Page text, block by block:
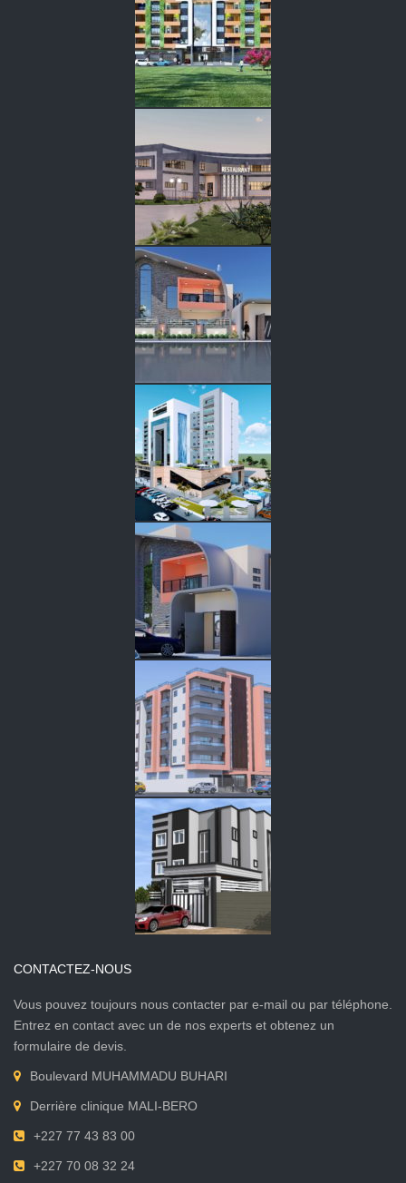
CONTACTEZ-NOUS
Vous pouvez toujours nous contacter par e-mail ou par téléphone.
Entrez en contact avec un de nos experts et obtenez un
formulaire de devis.
Boulevard MUHAMMADU BUHARI
Derrière clinique MALI-BERO
+227 77 43 83 00
+227 70 08 32 24